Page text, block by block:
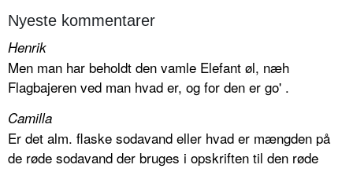
Nyeste kommentarer
Henrik
Men man har beholdt den vamle Elefant øl, næh
Flagbajeren ved man hvad er, og for den er go' .
Camilla
Er det alm. flaske sodavand eller hvad er mængden på
de røde sodavand der bruges i opskriften til den røde